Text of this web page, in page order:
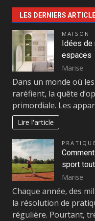
LES DERNIERS
MAISON
Idées
espaces
Marise
Dans un monde où
raréfient, la quête
primordiale. Les
Lire l'article
sport
Marise
Chaque année, des
la résolution de
régulière. Pourtant,